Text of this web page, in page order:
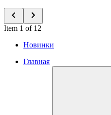
Item 1 of 12
Новинки
Главная